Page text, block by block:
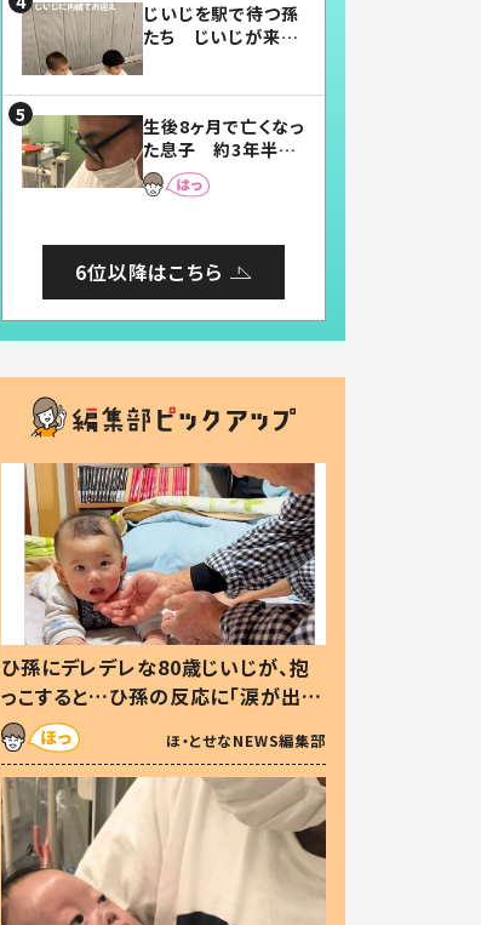
じいじを駅で待つ孫
たち じいじが来た
まらない」「幸せにな
れる」
生後8ヶ月で亡くなっ
た息子 約3年半
後、当時の妻の日記
に書いてあった本音
6位以降はこちら
ひ孫にデレデレな80歳じいじが、抱
っこすると…ひ孫の反応に「涙が出ま
した」「可愛くて仕方ない」
ほ・とせなNEWS編集部